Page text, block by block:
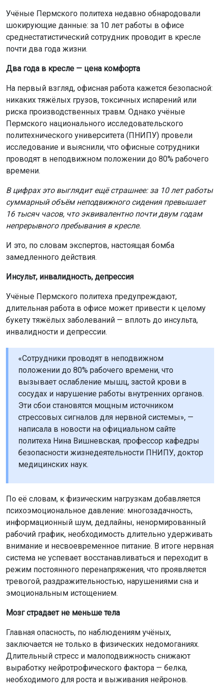
Учёные Пермского политеха недавно обнародовали
шокирующие данные: за 10 лет работы в офисе
среднестатистический сотрудник проводит в кресле
почти два года жизни.
Два года в кресле — цена комфорта
На первый взгляд, офисная работа кажется безопасной:
никаких тяжёлых грузов, токсичных испарений или
риска производственных травм. Однако учёные
Пермского национального исследовательского
политехнического университета (ПНИПУ) провели
исследование и выяснили, что офисные сотрудники
проводят в неподвижном положении до 80% рабочего
времени.
В цифрах это выглядит ещё страшнее: за 10 лет работы
суммарный объём неподвижного сидения превышает
16 тысяч часов, что эквивалентно почти двум годам
непрерывного пребывания в кресле.
И это, по словам экспертов, настоящая бомба
замедленного действия.
Инсульт, инвалидность, депрессия
Учёные Пермского политеха предупреждают,
длительная работа в офисе может привести к целому
букету тяжёлых заболеваний — вплоть до инсульта,
инвалидности и депрессии.
«Сотрудники проводят в неподвижном
положении до 80% рабочего времени, что
вызывает ослабление мышц, застой крови в
сосудах и нарушение работы внутренних органов.
Эти сбои становятся мощным источником
стрессовых сигналов для нервной системы», —
написала в новости на официальном сайте
политеха Нина Вишневская, профессор кафедры
безопасности жизнедеятельности ПНИПУ, доктор
медицинских наук.
По её словам, к физическим нагрузкам добавляется
психоэмоциональное давление: многозадачность,
информационный шум, дедлайны, ненормированный
рабочий график, необходимость длительно удерживать
внимание и несвоевременное питание. В итоге нервная
система не успевает восстанавливаться и переходит в
режим постоянного перенапряжения, что проявляется
тревогой, раздражительностью, нарушениями сна и
эмоциональным истощением.
Мозг страдает не меньше тела
Главная опасность, по наблюдениям учёных,
заключается не только в физических недомоганиях.
Длительный стресс и малоподвижность снижают
выработку нейротрофического фактора — белка,
необходимого для роста и выживания нейронов.